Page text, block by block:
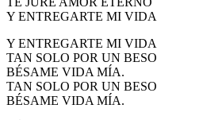
Y ENTREGARTE MI VIDA
Y ENTREGARTE MI VIDA
TAN SOLO POR UN BESO
BÉSAME VIDA MÍA.
TAN SOLO POR UN BESO
BÉSAME VIDA MÍA.